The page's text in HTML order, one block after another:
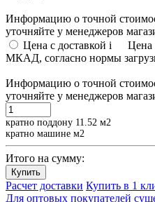
Информацию о точной
уточняйте у менеджеров
Цена с доставкой i
Цена
МКАД, согласно нормы
Информацию о точной
уточняйте у менеджеров
кратно поддону 11.52 м2
кратно машине м2
Итого на сумму:
Купить
Расчет доставки Купить в 1
Для оптовых покупателей